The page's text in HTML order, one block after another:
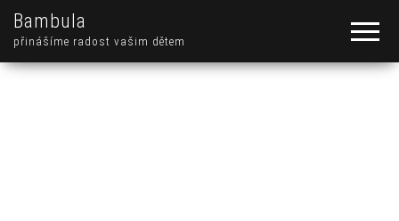
Bambula
přinášíme radost vašim dětem